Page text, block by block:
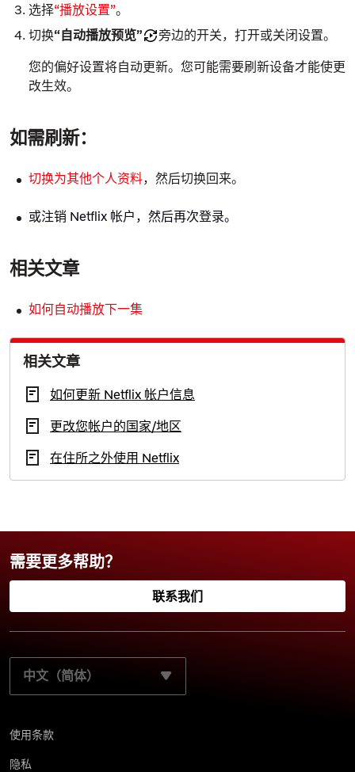
选择“播放设置”。
切换“自动播放预览”
旁边的开关，打开或关闭设置。
您的偏好设置将自动更新。您可能需要刷新设备才能使更
改生效。
如需刷新：
切换为其他个人资料，然后切换回来。
或注销 Netflix 帐户，然后再次登录。
相关文章
如何自动播放下一集
相关文章
如何更新 Netflix 帐户信息
更改您帐户的国家/地区
在住所之外使用 Netflix
需要更多帮助？
联系我们
选择您的首选语言：
使用条款
隐私